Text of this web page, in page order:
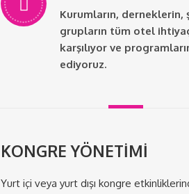
Kurumların, derneklerin,
grupların tüm otel
karşılıyor ve
ediyoruz.
KONGRE YÖNETİMİ
Yurt içi veya yurt dışı kongre